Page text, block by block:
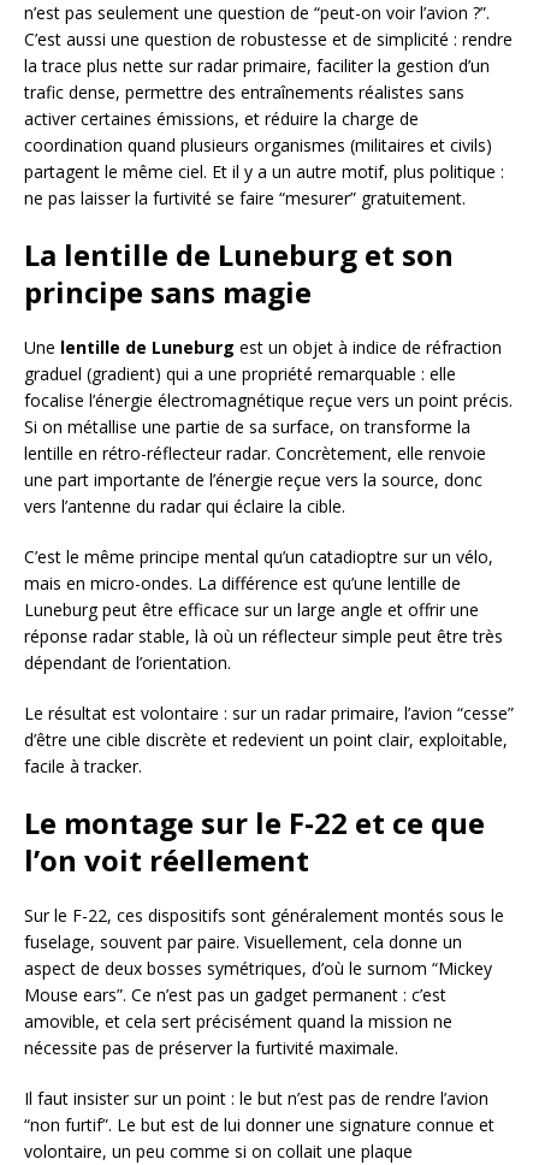
n’est pas seulement une question de “peut-on voir l’avion ?”.
C’est aussi une question de robustesse et de simplicité : rendre
la trace plus nette sur radar primaire, faciliter la gestion d’un
trafic dense, permettre des entraînements réalistes sans
activer certaines émissions, et réduire la charge de
coordination quand plusieurs organismes (militaires et civils)
partagent le même ciel. Et il y a un autre motif, plus politique :
ne pas laisser la furtivité se faire “mesurer” gratuitement.
La lentille de Luneburg et son
principe sans magie
Une lentille de Luneburg est un objet à indice de réfraction
graduel (gradient) qui a une propriété remarquable : elle
focalise l’énergie électromagnétique reçue vers un point précis.
Si on métallise une partie de sa surface, on transforme la
lentille en rétro-réflecteur radar. Concrètement, elle renvoie
une part importante de l’énergie reçue vers la source, donc
vers l’antenne du radar qui éclaire la cible.
C’est le même principe mental qu’un catadioptre sur un vélo,
mais en micro-ondes. La différence est qu’une lentille de
Luneburg peut être efficace sur un large angle et offrir une
réponse radar stable, là où un réflecteur simple peut être très
dépendant de l’orientation.
Le résultat est volontaire : sur un radar primaire, l’avion “cesse”
d’être une cible discrète et redevient un point clair, exploitable,
facile à tracker.
Le montage sur le F-22 et ce que
l’on voit réellement
Sur le F-22, ces dispositifs sont généralement montés sous le
fuselage, souvent par paire. Visuellement, cela donne un
aspect de deux bosses symétriques, d’où le surnom “Mickey
Mouse ears”. Ce n’est pas un gadget permanent : c’est
amovible, et cela sert précisément quand la mission ne
nécessite pas de préserver la furtivité maximale.
Il faut insister sur un point : le but n’est pas de rendre l’avion
“non furtif”. Le but est de lui donner une signature connue et
volontaire, un peu comme si on collait une plaque